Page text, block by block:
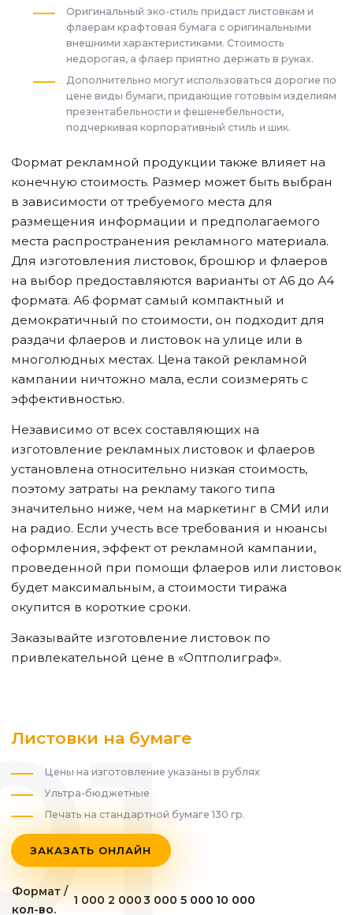
Оригинальный эко-стиль придаст листовкам и
флаерам крафтовая бумага с оригинальными
внешними характеристиками. Стоимость
недорогая, а флаер приятно держать в руках.
Дополнительно могут использоваться дорогие по
цене виды бумаги, придающие готовым изделиям
презентабельности и фешенебельности,
подчеркивая корпоративный стиль и шик.
Формат рекламной продукции также влияет на
конечную стоимость. Размер может быть выбран
в зависимости от требуемого места для
размещения информации и предполагаемого
места распространения рекламного материала.
Для изготовления листовок, брошюр и флаеров
на выбор предоставляются варианты от А6 до А4
формата. А6 формат самый компактный и
демократичный по стоимости, он подходит для
раздачи флаеров и листовок на улице или в
многолюдных местах. Цена такой рекламной
кампании ничтожно мала, если соизмерять с
эффективностью.
Независимо от всех составляющих на
изготовление рекламных листовок и флаеров
установлена относительно низкая стоимость,
поэтому затраты на рекламу такого типа
значительно ниже, чем на маркетинг в СМИ или
на радио. Если учесть все требования и нюансы
оформления, эффект от рекламной кампании,
проведенной при помощи флаеров или листовок
будет максимальным, а стоимости тиража
окупится в короткие сроки.
Заказывайте изготовление листовок по
привлекательной цене в «Оптполиграф».
Листовки на бумаге
Цены на изготовление указаны в рублях
Ультра-бюджетные
Печать на стандартной бумаге 130 гр.
ЗАКАЗАТЬ ОНЛАЙН
Формат /
кол-во.
1 000 2 0003 000 5 000 10 000